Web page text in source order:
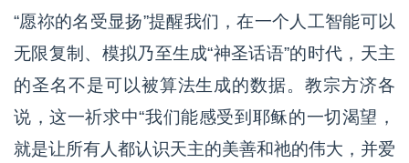
“愿祢的名受显扬”提醒我们，在一个人工智能可以
无限复制、模拟乃至生成“神圣话语”的时代，天主
的圣名不是可以被算法生成的数据。教宗方济各
说，这一祈求中“我们能感受到耶稣的一切渴望，
就是让所有人都认识天主的美善和祂的伟大，并爱